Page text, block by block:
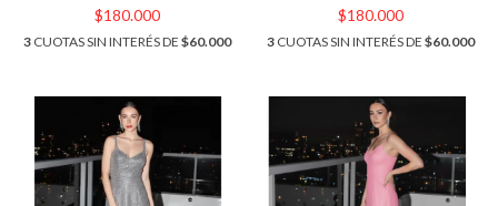
$180.000
3 CUOTAS SIN INTERÉS DE $60.000
$180.000
3 CUOTAS SIN INTERÉS DE $60.000